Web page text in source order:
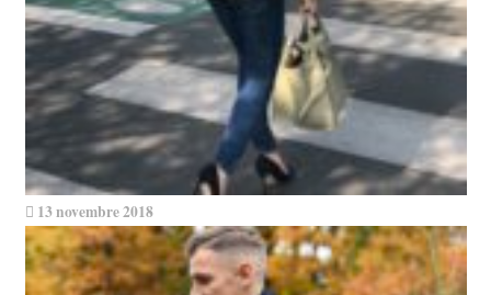
13 novembre 2018